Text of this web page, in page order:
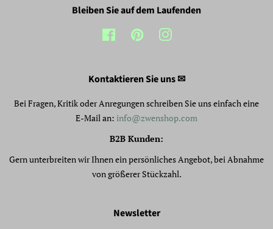
Bleiben Sie auf dem Laufenden
FacebookPinterestInstagram
Kontaktieren Sie uns ✉
Bei Fragen, Kritik oder Anregungen schreiben Sie uns einfach eine
E-Mail an: info@zwenshop.com
B2B Kunden:
Gern unterbreiten wir Ihnen ein persönliches Angebot, bei Abnahme
von größerer Stückzahl.
Newsletter